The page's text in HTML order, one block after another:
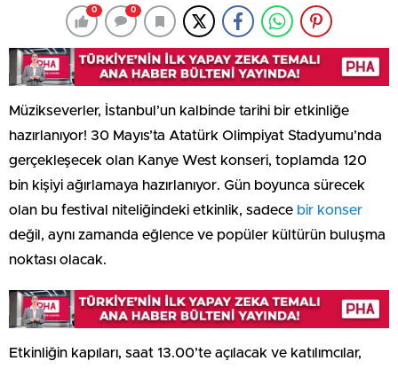
0 0
Müzikseverler, İstanbul’un kalbinde tarihi bir etkinliğe
hazırlanıyor! 30 Mayıs’ta Atatürk Olimpiyat Stadyumu’nda
gerçekleşecek olan Kanye West konseri, toplamda 120
bin kişiyi ağırlamaya hazırlanıyor. Gün boyunca sürecek
olan bu festival niteliğindeki etkinlik, sadece bir konser
değil, aynı zamanda eğlence ve popüler kültürün buluşma
noktası olacak.
Etkinliğin kapıları, saat 13.00’te açılacak ve katılımcılar,